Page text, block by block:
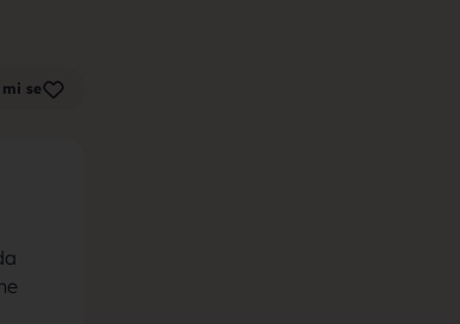
se
sela,
trazim